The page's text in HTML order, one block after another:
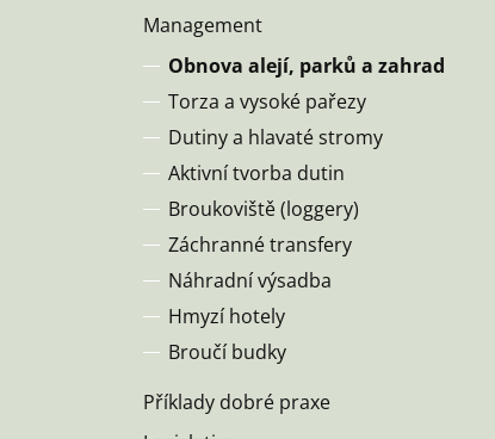
Management
Obnova alejí, parků a zahrad
Torza a vysoké pařezy
Dutiny a hlavaté stromy
Aktivní tvorba dutin
Broukoviště (loggery)
Záchranné transfery
Náhradní výsadba
Hmyzí hotely
Broučí budky
Příklady dobré praxe